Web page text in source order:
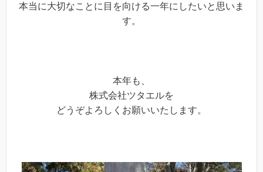
本当に大切なことに目を向ける一年にしたいと思いま
す。
本年も、
株式会社ツタエルを
どうぞよろしくお願いいたします。